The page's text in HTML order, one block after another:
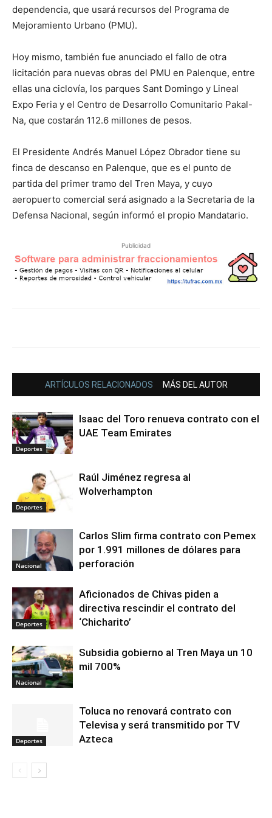
dependencia, que usará recursos del Programa de
Mejoramiento Urbano (PMU).
Hoy mismo, también fue anunciado el fallo de otra
licitación para nuevas obras del PMU en Palenque, entre
ellas una ciclovía, los parques Sant Domingo y Lineal
Expo Feria y el Centro de Desarrollo Comunitario Pakal-
Na, que costarán 112.6 millones de pesos.
El Presidente Andrés Manuel López Obrador tiene su
finca de descanso en Palenque, que es el punto de
partida del primer tramo del Tren Maya, y cuyo
aeropuerto comercial será asignado a la Secretaria de la
Defensa Nacional, según informó el propio Mandatario.
Publicidad
ARTÍCULOS RELACIONADOS MÁS DEL AUTOR
Deportes
Isaac del Toro renueva contrato con el
UAE Team Emirates
Deportes
Raúl Jiménez regresa al
Wolverhampton
Nacional
Carlos Slim firma contrato con Pemex
por 1.991 millones de dólares para
perforación
Deportes
Aficionados de Chivas piden a
directiva rescindir el contrato del
‘Chicharito’
Nacional
Subsidia gobierno al Tren Maya un 10
mil 700%
Deportes
Toluca no renovará contrato con
Televisa y será transmitido por TV
Azteca